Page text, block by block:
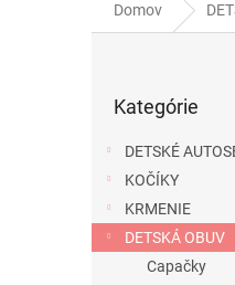
Domov
kategórie
Kategórie
DETSKÉ
KOČÍKY
KRMENIE
DETSKÁ OBUV
Capačky